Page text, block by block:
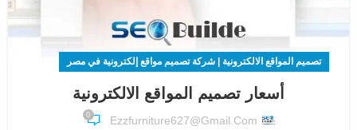
تصميم المواقع الالكترونية | شركة تصميم مواقع إلكترونية في مصر
أسعار تصميم المواقع الالكترونية
Ezzfurniture627@gmail.com
0